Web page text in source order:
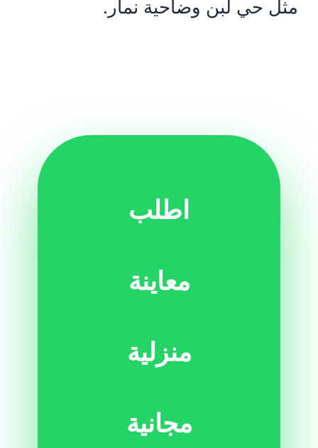
مثل حي لبن وضاحية نمار.
اطلب
معاينة
منزلية
مجانية